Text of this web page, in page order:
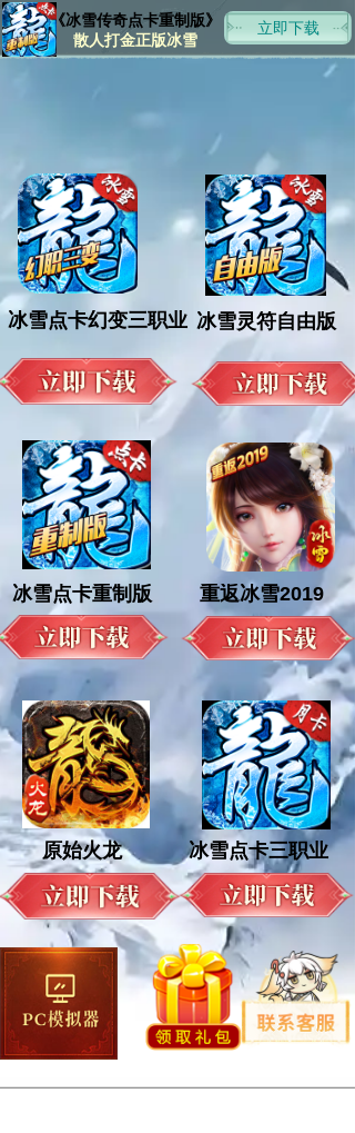
《冰雪传奇点卡重制版》
散人打金正版冰雪
立即下载
冰雪点卡幻变三职业 冰雪灵符自由版
冰雪点卡重制版 重返冰雪2019
原始火龙 冰雪点卡三职业